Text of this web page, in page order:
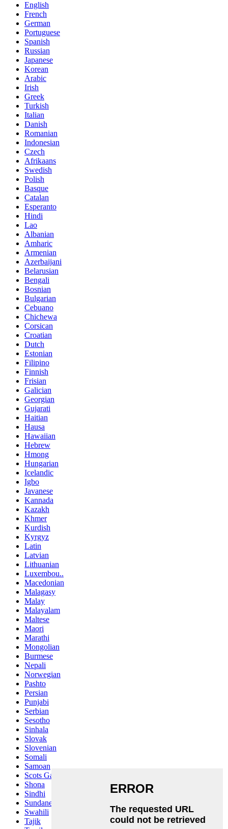
English
French
German
Portuguese
Spanish
Russian
Japanese
Korean
Arabic
Irish
Greek
Turkish
Italian
Danish
Romanian
Indonesian
Czech
Afrikaans
Swedish
Polish
Basque
Catalan
Esperanto
Hindi
Lao
Albanian
Amharic
Armenian
Azerbaijani
Belarusian
Bengali
Bosnian
Bulgarian
Cebuano
Chichewa
Corsican
Croatian
Dutch
Estonian
Filipino
Finnish
Frisian
Galician
Georgian
Gujarati
Haitian
Hausa
Hawaiian
Hebrew
Hmong
Hungarian
Icelandic
Igbo
Javanese
Kannada
Kazakh
Khmer
Kurdish
Kyrgyz
Latin
Latvian
Lithuanian
Luxembou..
Macedonian
Malagasy
Malay
Malayalam
Maltese
Maori
Marathi
Mongolian
Burmese
Nepali
Norwegian
Pashto
Persian
Punjabi
Serbian
Sesotho
Sinhala
Slovak
Slovenian
Somali
Samoan
Scots Gaelic
Shona
Sindhi
Sundanese
Swahili
Tajik